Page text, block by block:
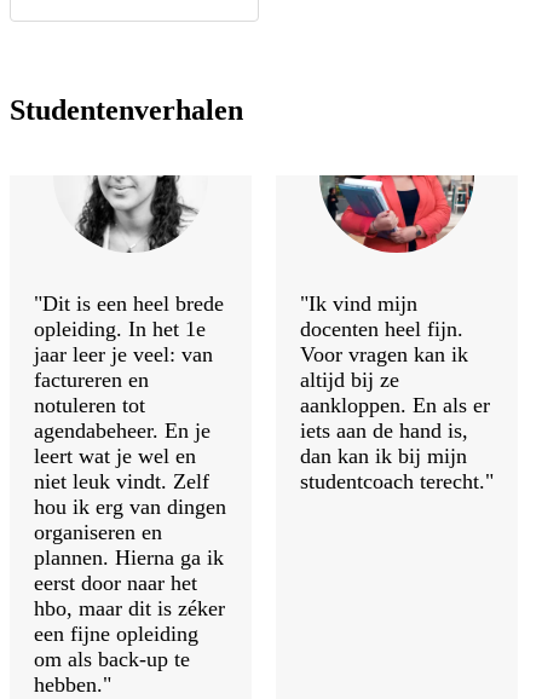
Studentenverhalen
"Dit is een heel brede
opleiding. In het 1e
jaar leer je veel: van
factureren en
notuleren tot
agendabeheer. En je
leert wat je wel en
niet leuk vindt. Zelf
hou ik erg van dingen
organiseren en
plannen. Hierna ga ik
eerst door naar het
hbo, maar dit is zéker
een fijne opleiding
om als back-up te
hebben."
"Ik vind mijn
docenten heel fijn.
Voor vragen kan ik
altijd bij ze
aankloppen. En als er
iets aan de hand is,
dan kan ik bij mijn
studentcoach terecht."